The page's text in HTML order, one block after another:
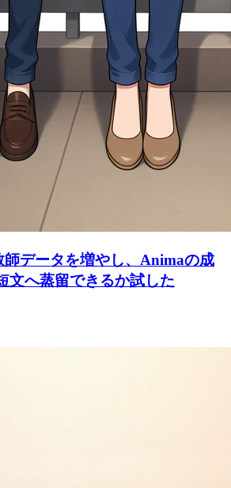
師データを増やし、Animaの成
文へ蒸留できるか試した